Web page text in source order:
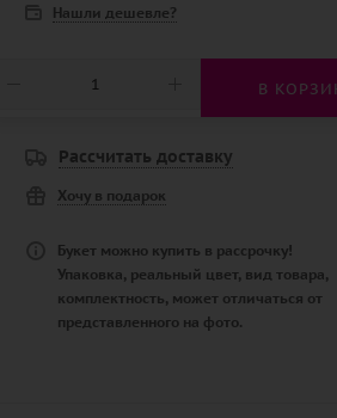
Нашли дешевле?
В
Рассчитать доставку
Хочу в подарок
Букет можно купить в рассрочку!
Упаковка, реальный цвет, вид товара,
комплектность, может отличаться от
представленного на фото.